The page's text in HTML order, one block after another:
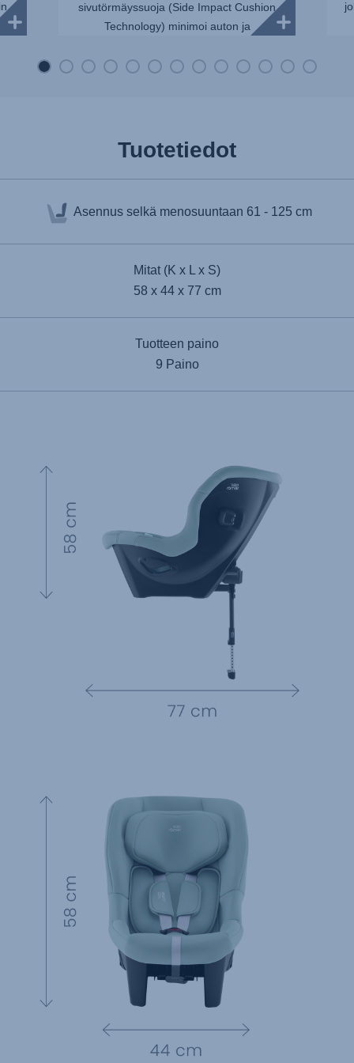
sivutörmäyssuoja (Side Impact Cushion
Technology) minimoi auton ja
vähentäen törmäyksen voimaa jop...
Tuotetiedot
Asennus selkä menosuuntaan 61 - 125 cm
Mitat (K x L x S)
58 x 44 x 77 cm
Tuotteen paino
9 Paino